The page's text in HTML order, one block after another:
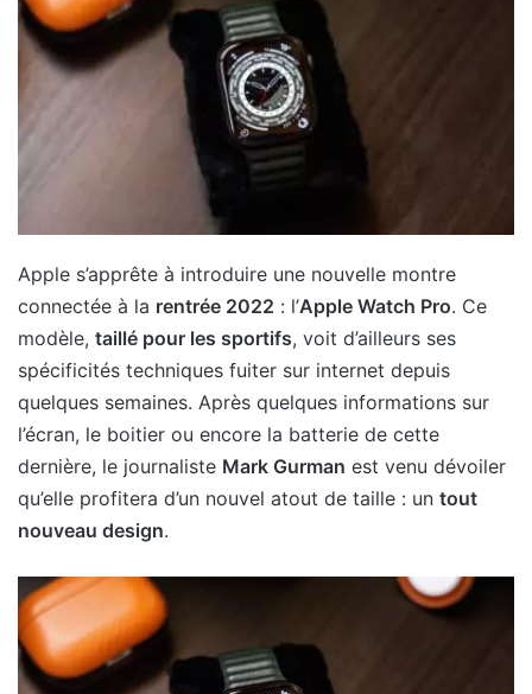
Apple s’apprête à introduire une nouvelle montre
connectée à la rentrée 2022 : l’Apple Watch Pro. Ce
modèle, taillé pour les sportifs, voit d’ailleurs ses
spécificités techniques fuiter sur internet depuis
quelques semaines. Après quelques informations sur
l’écran, le boitier ou encore la batterie de cette
dernière, le journaliste Mark Gurman est venu dévoiler
qu’elle profitera d’un nouvel atout de taille : un tout
nouveau design.